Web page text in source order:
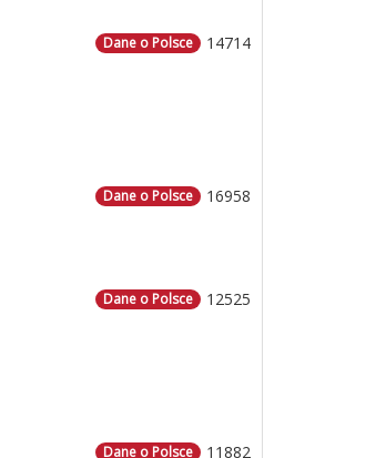
14714
Dane o Polsce
16958
Dane o Polsce
12525
Dane o Polsce
11882
Dane o Polsce